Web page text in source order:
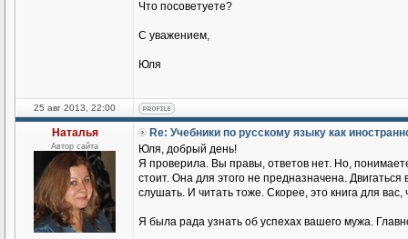
Что посоветуете?
С уважением,
Юля
25 авг 2013, 22:00
Наталья
Автор сайта
Re: Учебники по русскому языку как
Юля, добрый день!
Я проверила. Вы правы, ответов нет. Но,
стоит. Она для этого не предназначена.
слушать. И читать тоже. Скорее, это книга для
Я была рада узнать об успехах вашего мужа.